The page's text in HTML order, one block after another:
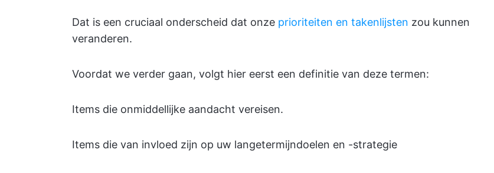
Dat is een cruciaal onderscheid dat onze prioriteiten en takenlijsten zou kunnen
veranderen.
Voordat we verder gaan, volgt hier eerst een definitie van deze termen:
Items die onmiddellijke aandacht vereisen.
Items die van invloed zijn op uw langetermijndoelen en -strategie